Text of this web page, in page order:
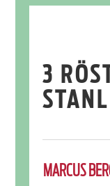
3
MARCUS